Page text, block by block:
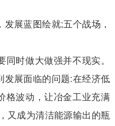
展蓝图绘就;五个战场，
时做大做强并不现实。
发展面临的问题:在经济低
格波动，让冶金工业充满
又成为清洁能源输出的瓶